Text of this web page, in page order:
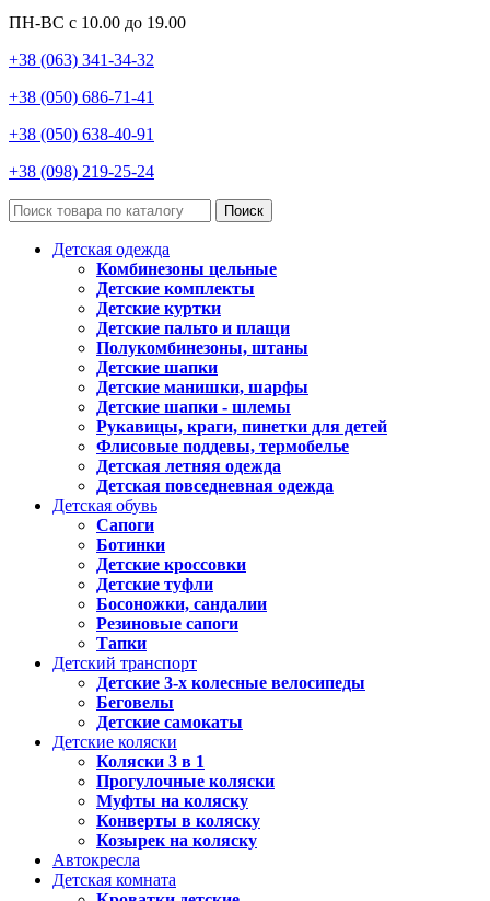
ПН-ВС с 10.00 до 19.00
+38 (063) 341-34-32
+38 (050) 686-71-41
+38 (050) 638-40-91
+38 (098) 219-25-24
Поиск
Детская одежда
Комбинезоны цельные
Детские комплекты
Детские куртки
Детские пальто и плащи
Полукомбинезоны, штаны
Детские шапки
Детские манишки, шарфы
Детские шапки - шлемы
Рукавицы, краги, пинетки для детей
Флисовые поддевы, термобелье
Детская летняя одежда
Детская повседневная одежда
Детская обувь
Сапоги
Ботинки
Детские кроссовки
Детские туфли
Босоножки, сандалии
Резиновые сапоги
Тапки
Детский транспорт
Детские 3-х колесные велосипеды
Беговелы
Детские самокаты
Детские коляски
Коляски 3 в 1
Прогулочные коляски
Муфты на коляску
Конверты в коляску
Козырек на коляску
Автокресла
Детская комната